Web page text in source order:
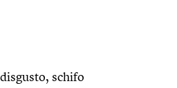
schifo